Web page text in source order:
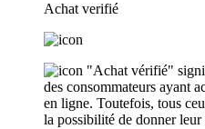
Achat verifié
"Achat vérifié"
des consommateurs ayant
en ligne. Toutefois, tous
la possibilité de donner leur